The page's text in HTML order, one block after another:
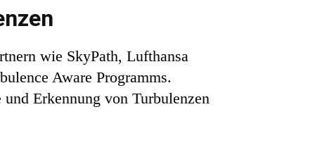
wie SkyPath, Lufthansa
Aware Programms.
Erkennung von Turbulenzen